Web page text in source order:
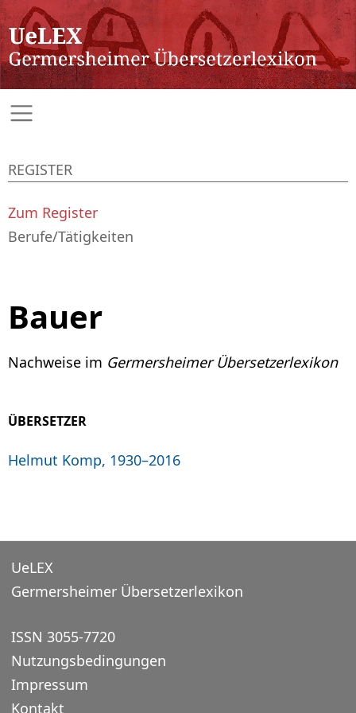
Bauer
Nachweise im Germersheimer Übersetzerlexikon
ÜBERSETZER
Helmut Komp, 1930–2016
REGISTER
Zum Register
Berufe/Tätigkeiten
UeLEX
Germersheimer Übersetzerlexikon
ISSN 3055-7720
Nutzungsbedingungen
Impressum
Kontakt